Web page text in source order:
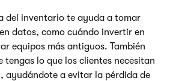
del inventario te ayuda a tomar
datos, como cuándo invertir en
equipos más antiguos. También
tengas lo que los clientes necesitan
ayudándote a evitar la pérdida de